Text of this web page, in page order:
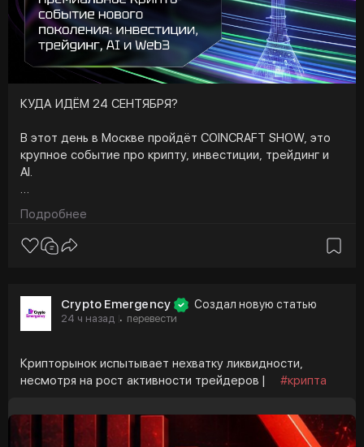
#aml #криптовалюта
#криптобезопасность
#coinkit
#комплаенс
КУДА ИДЁМ 24 СЕНТЯБРЯ?
В этот день в Москве пройдёт COINCRAFT SHOW, это
крупное событие про крипту, инвестиции, трейдинг и
AI.
Организаторы собирают:
👥 1500+ участников;
🎤 30+ спикеров;
конференции будет несколько пространств, VIP
Lounge, нетворкинг, зоны компаний и afterparty.
📌Ставка не только на контент, но и на концентрацию
людей из индустрии в одном месте.
crypto & fintech компаний и инфлюенсеры.
Подробнее
Crypto Emergency Создал новую статью
24 ч назад · перевести
Крипторынок испытывает нехватку ликвидности,
несмотря на рост активности трейдеров |
#крипта